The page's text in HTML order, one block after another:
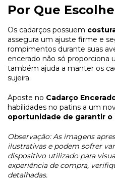
Por Que
Os cadarços possuem
assegura um ajuste firme e
rompimentos durante suas
encerado não só proporciona
também ajuda a manter os
sujeira.
Aposte no Cadarço
habilidades no patins a um
oportunidade de garantir o
Observação: As imagens
ilustrativas e podem sofrer
dispositivo utilizado para
experiência de compra,
detalhadas.